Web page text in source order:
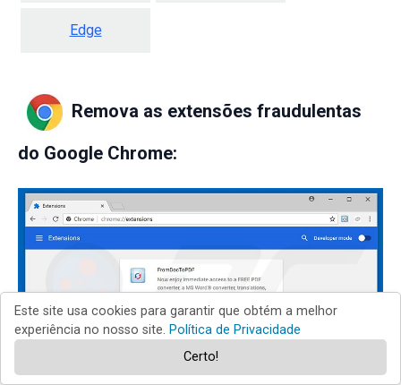
Edge
Remova as extensões fraudulentas
do Google Chrome:
Este site usa cookies para garantir que obtém a melhor
experiência no nosso site. Política de Privacidade
Certo!